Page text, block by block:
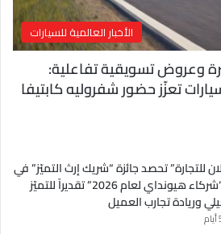
الأخبار العالمية للسيارات
وعروض تسويقية تفاعلية:
تعزّز حضور شفروليه كابتيفا
للتجارة” تحصد جائزة “شريك إرث التميّز” في
قمة “شركاء هيونداي لعام 2026” تقديراً للتميّز
وريادة تجارب العميل